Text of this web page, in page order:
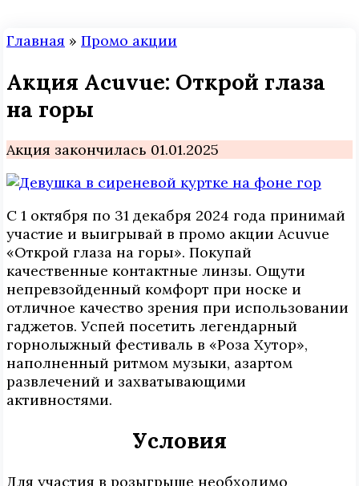
Главная » Промо акции
Акция Acuvue: Открой глаза
на горы
Акция закончилась 01.01.2025
С 1 октября по 31 декабря 2024 года принимай
участие и выигрывай в промо акции Acuvue
«Открой глаза на горы». Покупай
качественные контактные линзы. Ощути
непревзойденный комфорт при носке и
отличное качество зрения при использовании
гаджетов. Успей посетить легендарный
горнолыжный фестиваль в «Роза Хутор»,
наполненный ритмом музыки, азартом
развлечений и захватывающими
активностями.
Условия
Для участия в розыгрыше необходимо